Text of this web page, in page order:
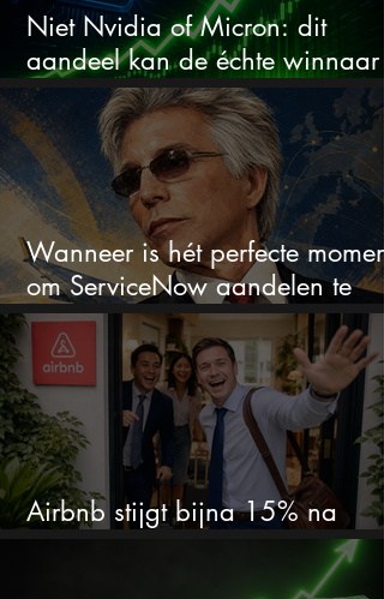
Niet Nvidia of Micron: dit
aandeel kan de échte winnaar
van de AI-race worden
Wanneer is hét perfecte moment
om ServiceNow aandelen te
kopen?
Airbnb stijgt bijna 15% na
cijfers: vooral dit AI-cijfer valt op